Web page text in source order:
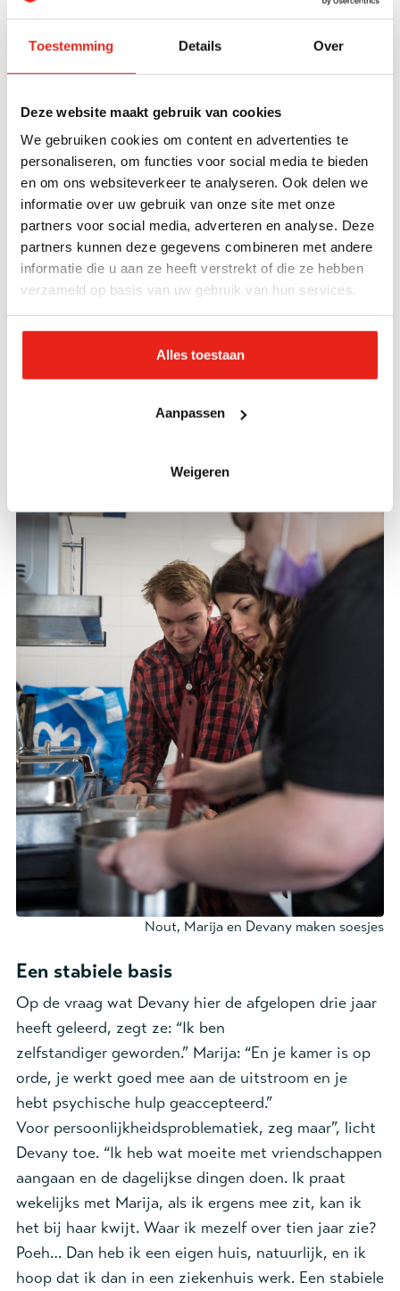
Toestemming Details Over
Deze website maakt gebruik van cookies
We gebruiken cookies om content en advertenties te
personaliseren, om functies voor social media te bieden
en om ons websiteverkeer te analyseren. Ook delen we
informatie over uw gebruik van onze site met onze
partners voor social media, adverteren en analyse. Deze
partners kunnen deze gegevens combineren met andere
informatie die u aan ze heeft verstrekt of die ze hebben
verzameld op basis van uw gebruik van hun services.
Alles toestaan
Aanpassen
Weigeren
dat je het keurig doet, Devany!”, vuurt Nout aan,
“Met één hand! Niet knijpen, los! Nou, laat maar,
soesjes voorzichtig in de oven. “Eén regel: de oven
mag níet open, anders storten ze in elkaar.” “En de
slagroom?”, vraagt Marija. “Nee, die maken we pas
als de soesjes zijn afgekoeld.” Momenteel volgt
Devany de opleiding tot doktersassistent. Die wil ze
wél afmaken. Nout knikt goedkeurend. “In deze
wereld heb je gewoon een papiertje nodig om je
eigen geld te verdienen.”
Tekst gaat verder onder afbeelding.
Nout, Marija en Devany maken soesjes
Een stabiele basis
Op de vraag wat Devany hier de afgelopen drie jaar
heeft geleerd, zegt ze: “Ik ben
zelfstandiger geworden.” Marija: “En je kamer is op
orde, je werkt goed mee aan de uitstroom en je
hebt psychische hulp geaccepteerd.”
Voor persoonlijkheidsproblematiek, zeg maar”, licht
Devany toe. “Ik heb wat moeite met vriendschappen
aangaan en de dagelijkse dingen doen. Ik praat
wekelijks met Marija, als ik ergens mee zit, kan ik
het bij haar kwijt. Waar ik mezelf over tien jaar zie?
Poeh… Dan heb ik een eigen huis, natuurlijk, en ik
hoop dat ik dan in een ziekenhuis werk. Een stabiele